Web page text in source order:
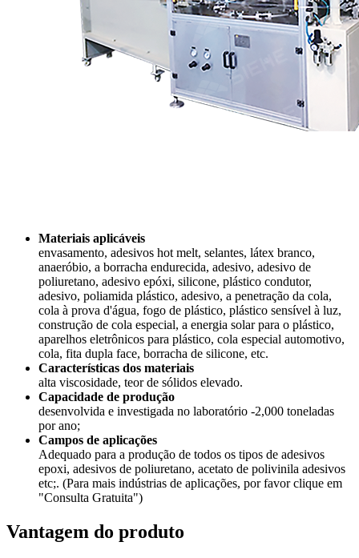
Materiais aplicáveis
envasamento, adesivos hot melt, selantes, látex branco,
anaeróbio, a borracha endurecida, adesivo, adesivo de
poliuretano, adesivo epóxi, silicone, plástico condutor,
adesivo, poliamida plástico, adesivo, a penetração da cola,
cola à prova d'água, fogo de plástico, plástico sensível à luz,
construção de cola especial, a energia solar para o plástico,
aparelhos eletrônicos para plástico, cola especial automotivo,
cola, fita dupla face, borracha de silicone, etc.
Características dos materiais
alta viscosidade, teor de sólidos elevado.
Capacidade de produção
desenvolvida e investigada no laboratório -2,000 toneladas
por ano;
Campos de aplicações
Adequado para a produção de todos os tipos de adesivos
epoxi, adesivos de poliuretano, acetato de polivinila adesivos
etc;. (Para mais indústrias de aplicações, por favor clique em
"Consulta Gratuita")
Vantagem do produto